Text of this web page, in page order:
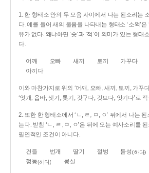
1. 한 형태소 안의 두 모음 사이에서 나는 된소리는
다. 예를 들어 새의 울음을 나타내는 형태소 ‘소쩍’은
유가 없다. 왜냐하면 ‘솟’과 ‘적’이 의미가 있는 형태
다.
어깨 오빠 새끼 토끼 가꾸다
아끼다
이와 마찬가지로 위의 ‘어깨, 오빠, 새끼, 토끼, 가꾸
‘엇개, 옵바, 샛기, 톳기, 갓구다, 깃브다, 앗기다’로
2. 또한 한 형태소에서 ‘ㄴ, ㄹ, ㅁ, ㅇ’ 뒤에서 나는
는다. 받침 ‘ㄴ, ㄹ, ㅁ, ㅇ’은 뒤에 오는 예사소리를
필연적인 조건이 아니다.
건들 번개 딸기 절벙 듬성(하다)
껑둥(하다) 뭉실